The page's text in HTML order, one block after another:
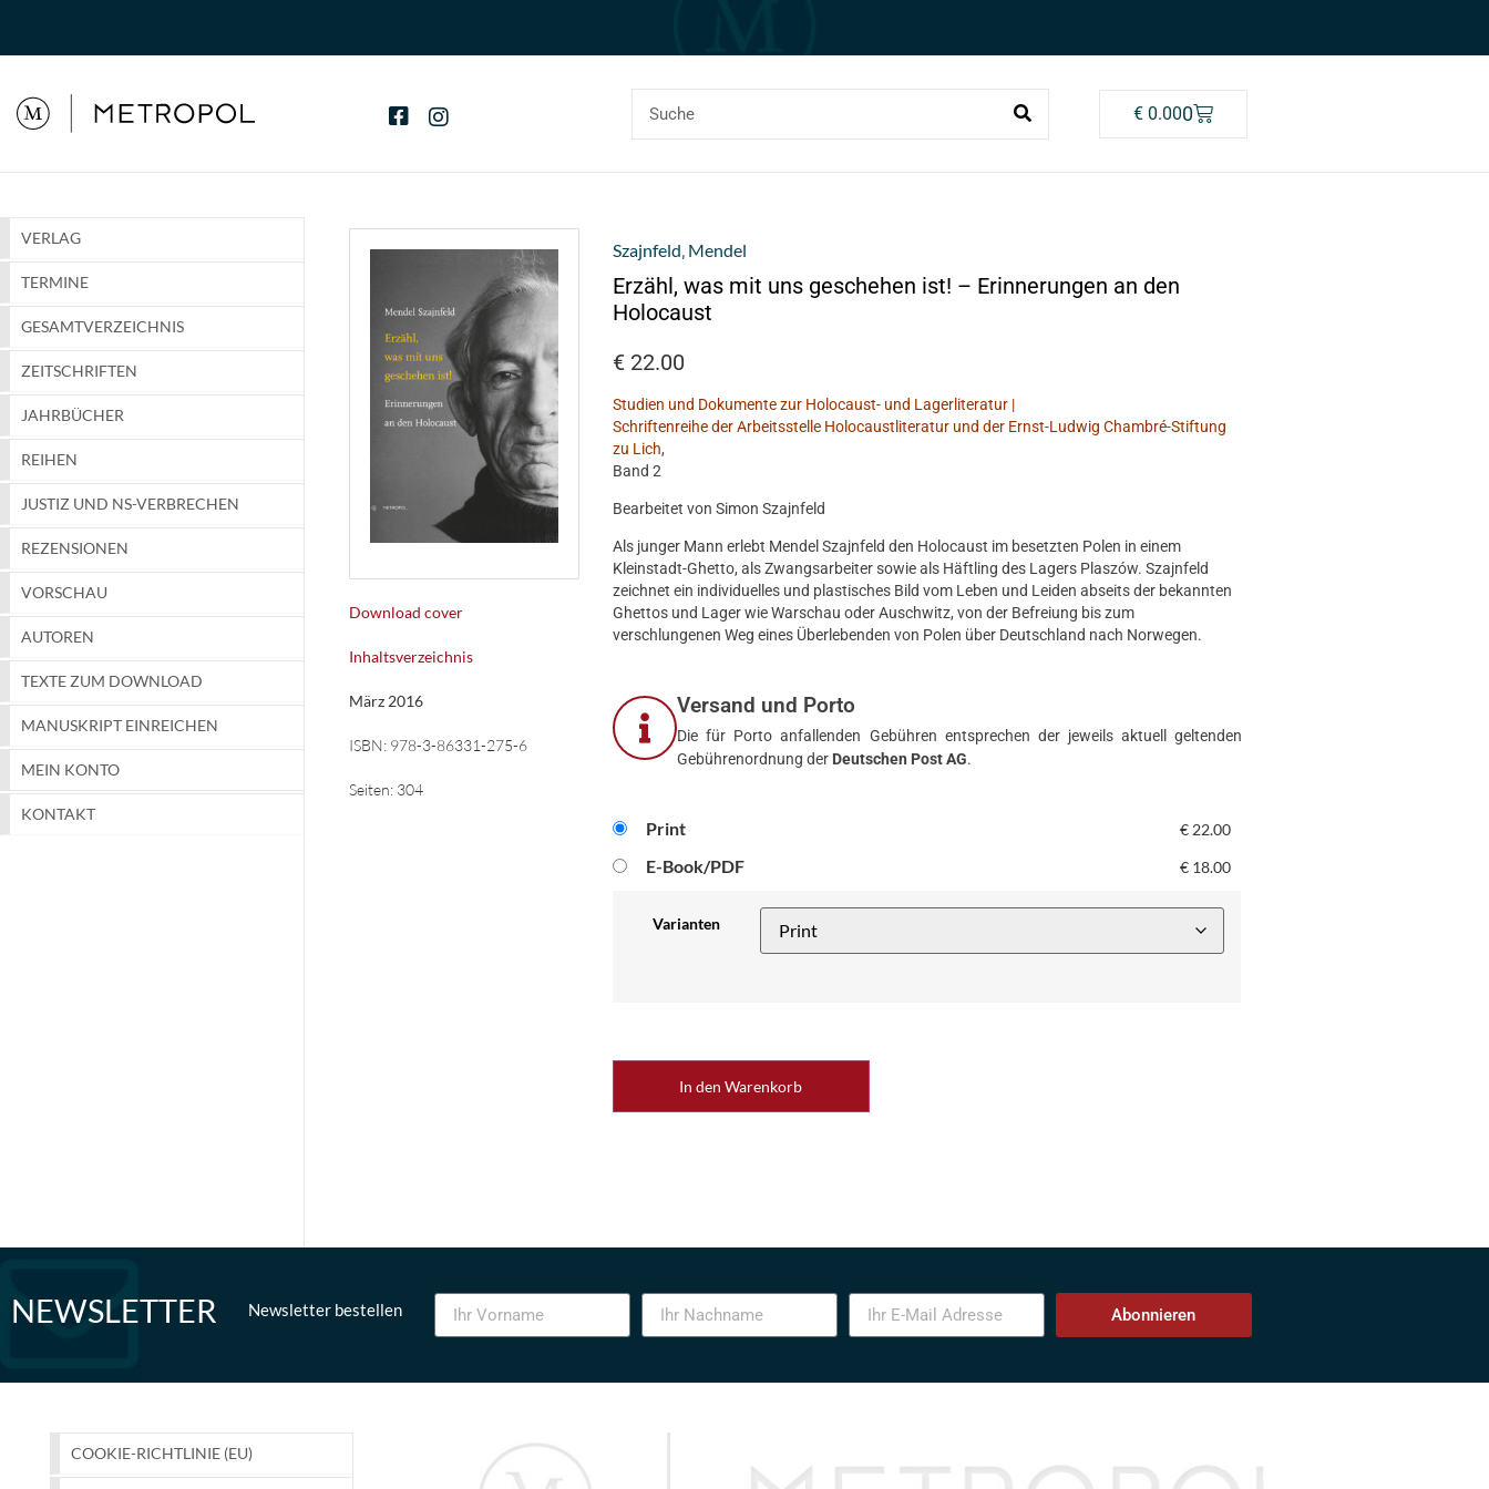
€0.000
VERLAG
TERMINE
GESAMTVERZEICHNIS
ZEITSCHRIFTEN
JAHRBÜCHER
REIHEN
JUSTIZ UND NS-VERBRECHEN
REZENSIONEN
VORSCHAU
AUTOREN
TEXTE ZUM DOWNLOAD
MANUSKRIPT EINREICHEN
MEIN KONTO
KONTAKT
Download cover
Inhaltsverzeichnis
März 2016
ISBN: 978-3-86331-275-6
Seiten: 304
Szajnfeld‚ Mendel
Erzähl, was mit uns geschehen ist! – Erinnerungen an den
Holocaust
€ 22.00
Studien und Dokumente zur Holocaust- und Lagerliteratur |
Schriftenreihe der Arbeitsstelle Holocaustliteratur und der Ernst-Ludwig Chambré-Stiftung
zu Lich,
Band 2
Bearbeitet von Simon Szajnfeld
Als junger Mann erlebt Mendel Szajnfeld den Holocaust im besetzten Polen in einem
Kleinstadt-Ghetto, als Zwangsarbeiter sowie als Häftling des Lagers Plaszów. Szajnfeld
zeichnet ein individuelles und plastisches Bild vom Leben und Leiden abseits der bekannten
Ghettos und Lager wie Warschau oder Auschwitz, von der Befreiung bis zum
verschlungenen Weg eines Überlebenden von Polen über Deutschland nach Norwegen.
Versand und Porto
Die für Porto anfallenden Gebühren entsprechen der jeweils aktuell geltenden
Gebührenordnung der Deutschen Post AG.
Print €22.00
E-Book/PDF €18.00
Varianten
In den Warenkorb
NEWSLETTER Newsletter bestellen Abonnieren
COOKIE-RICHTLINIE (EU)